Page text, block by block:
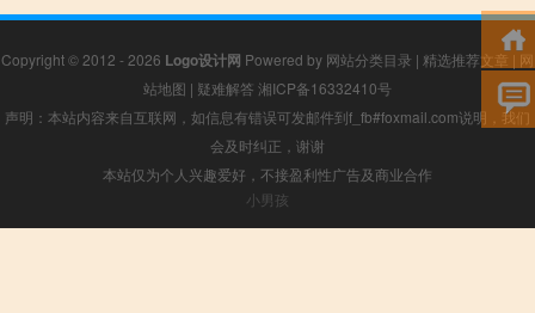
Copyright © 2012 - 2026 Logo设计网 Powered by 网站分类目录 | 精选推荐文章 | 网
站地图 | 疑难解答 湘ICP备16332410号
声明：本站内容来自互联网，如信息有错误可发邮件到f_fb#foxmail.com说明，我们
会及时纠正，谢谢
本站仅为个人兴趣爱好，不接盈利性广告及商业合作
小男孩